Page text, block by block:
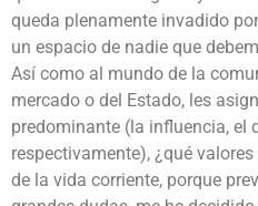
queda plenamente invadido
un espacio de nadie que
Así como al mundo de la
mercado o del Estado, les
predominante (la influencia, el
respectivamente), ¿qué
de la vida corriente, porque